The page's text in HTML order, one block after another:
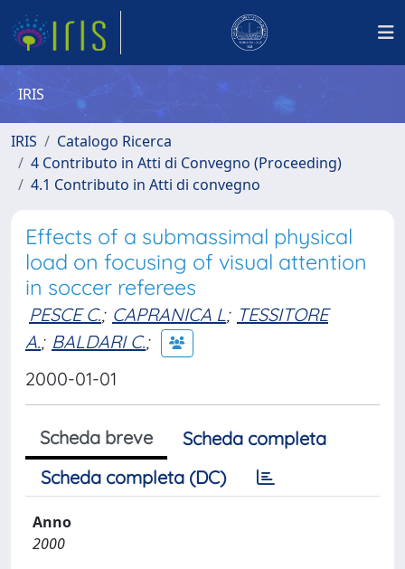
IRIS
IRIS
Catalogo Ricerca
4 Contributo in Atti di Convegno (Proceeding)
4.1 Contributo in Atti di convegno
Effects of a submassimal physical
load on focusing of visual attention
in soccer referees
PESCE C.; CAPRANICA L; TESSITORE
A.; BALDARI C.;
2000-01-01
Scheda breve
Scheda completa
Scheda completa (DC)
Anno
2000